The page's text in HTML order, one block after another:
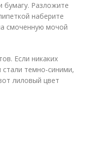
бумагу. Разложите
наберите
смоченную мочой
Если никаких
темно-синими,
лиловый цвет